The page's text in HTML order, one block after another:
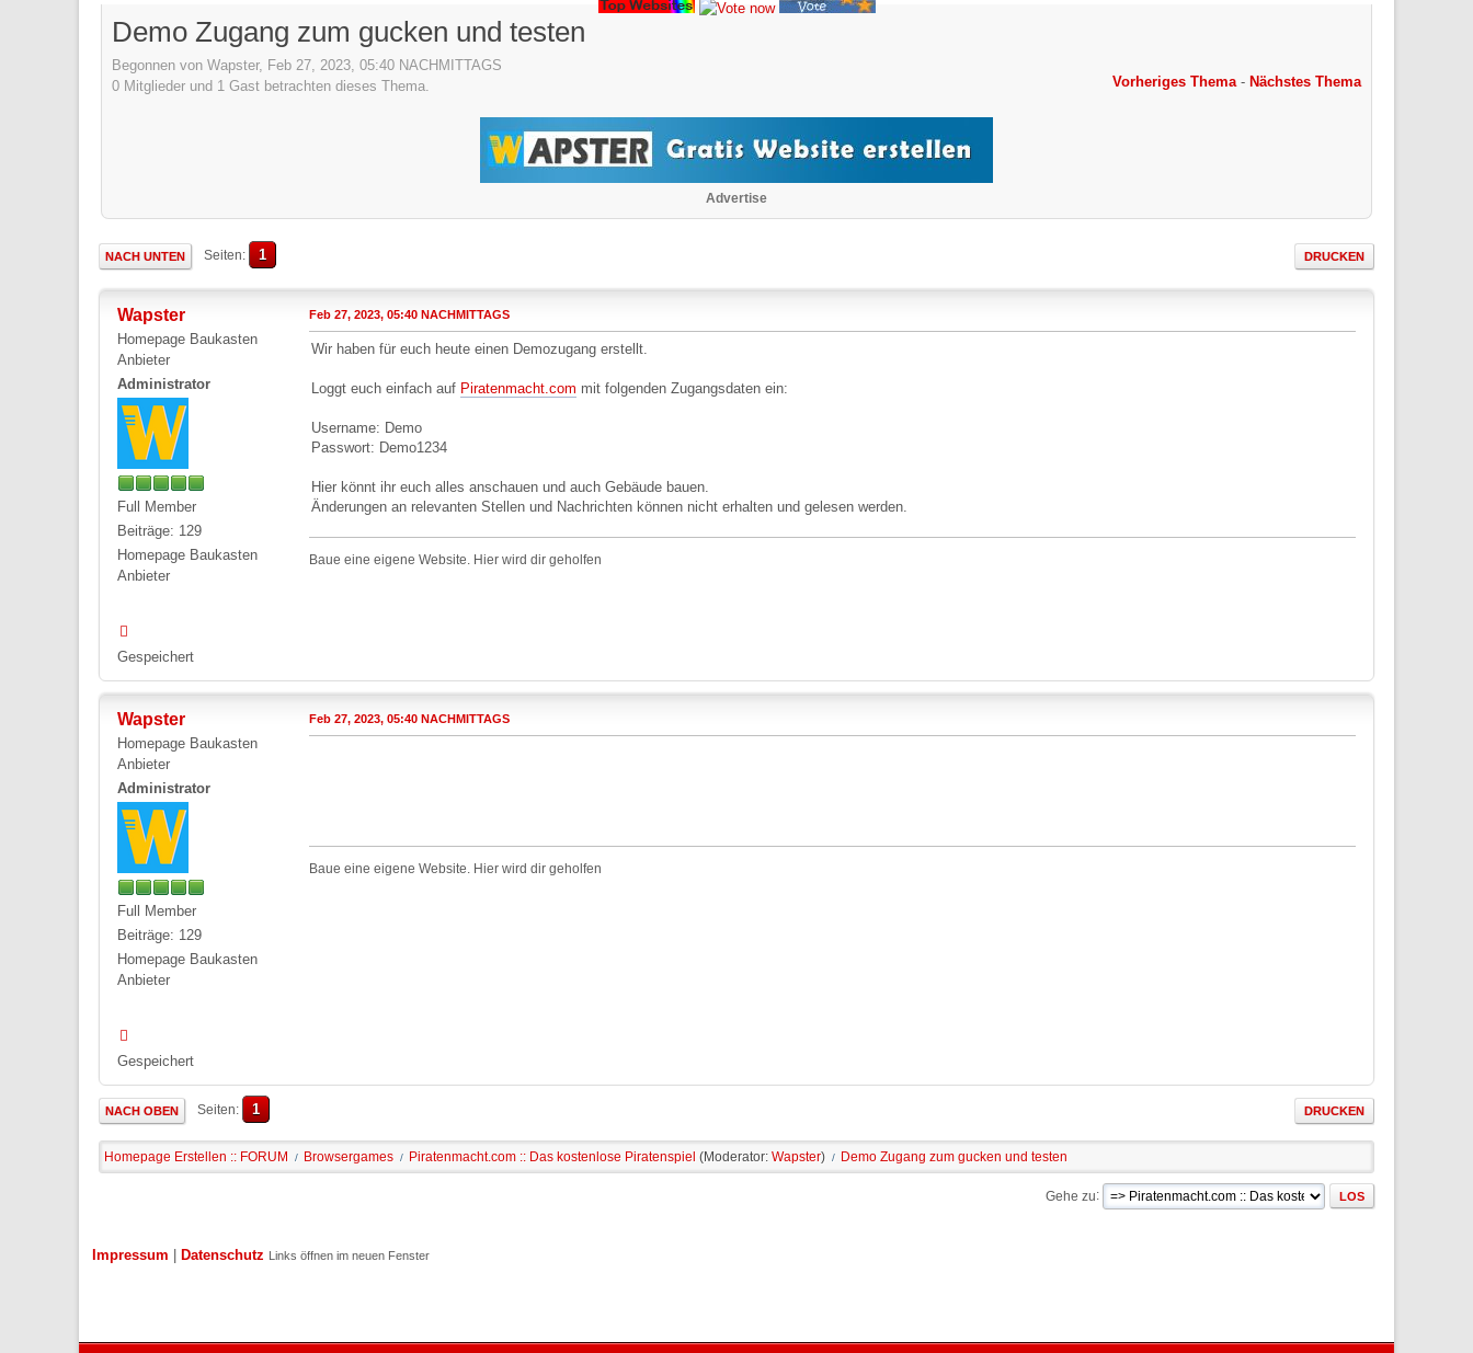
Demo Zugang zum gucken und testen
Begonnen von Wapster, Feb 27, 2023, 05:40 NACHMITTAGS
Vorheriges Thema - Nächstes Thema
0 Mitglieder und 1 Gast betrachten dieses Thema.
Advertise
DRUCKEN
NACH UNTEN Seiten 1
Wapster
Homepage Baukasten
Anbieter
Administrator
Full Member
Beiträge: 129
Homepage Baukasten
Anbieter
Gespeichert
Feb 27, 2023, 05:40 NACHMITTAGS
Wir haben für euch heute einen Demozugang erstellt.
Loggt euch einfach auf Piratenmacht.com mit folgenden Zugangsdaten ein:
Username: Demo
Passwort: Demo1234
Hier könnt ihr euch alles anschauen und auch Gebäude bauen.
Änderungen an relevanten Stellen und Nachrichten können nicht erhalten und gelesen werden.
Baue eine eigene Website. Hier wird dir geholfen
Wapster
Homepage Baukasten
Anbieter
Administrator
Full Member
Beiträge: 129
Homepage Baukasten
Anbieter
Gespeichert
Feb 27, 2023, 05:40 NACHMITTAGS
Baue eine eigene Website. Hier wird dir geholfen
DRUCKEN
NACH OBEN Seiten 1
Homepage Erstellen :: FORUM / Browsergames / Piratenmacht.com :: Das kostenlose Piratenspiel (Moderator: Wapster) / Demo Zugang zum gucken und testen
Gehe zu
Impressum Datenschutz Links öffnen im neuen Fenster